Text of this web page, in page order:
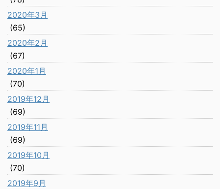
2020年3月
(65)
2020年2月
(67)
2020年1月
(70)
2019年12月
(69)
2019年11月
(69)
2019年10月
(70)
2019年9月